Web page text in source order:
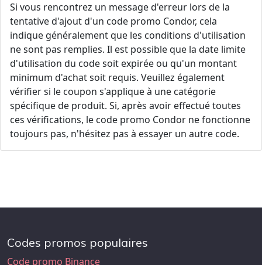
Si vous rencontrez un message d'erreur lors de la
tentative d'ajout d'un code promo Condor, cela
indique généralement que les conditions d'utilisation
ne sont pas remplies. Il est possible que la date limite
d'utilisation du code soit expirée ou qu'un montant
minimum d'achat soit requis. Veuillez également
vérifier si le coupon s'applique à une catégorie
spécifique de produit. Si, après avoir effectué toutes
ces vérifications, le code promo Condor ne fonctionne
toujours pas, n'hésitez pas à essayer un autre code.
Codes promos populaires
Code promo Binance